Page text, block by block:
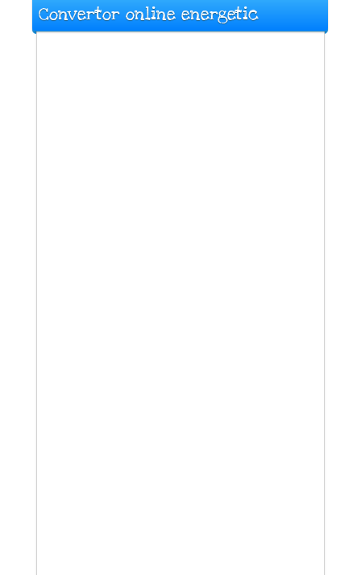
Convertor online energetic